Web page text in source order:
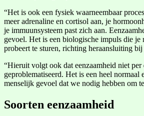
“Het is ook een fysiek waarneembaar
meer adrenaline en cortisol aan, je
je immuunsysteem past zich aan.
gevoel. Het is een biologische impuls die
probeert te sturen, richting heraansluiting bij
“Hieruit volgt ook dat eenzaamheid niet
geproblematiseerd. Het is een heel normaal
menselijk gevoel dat we nodig hebben om
Soorten eenzaamheid